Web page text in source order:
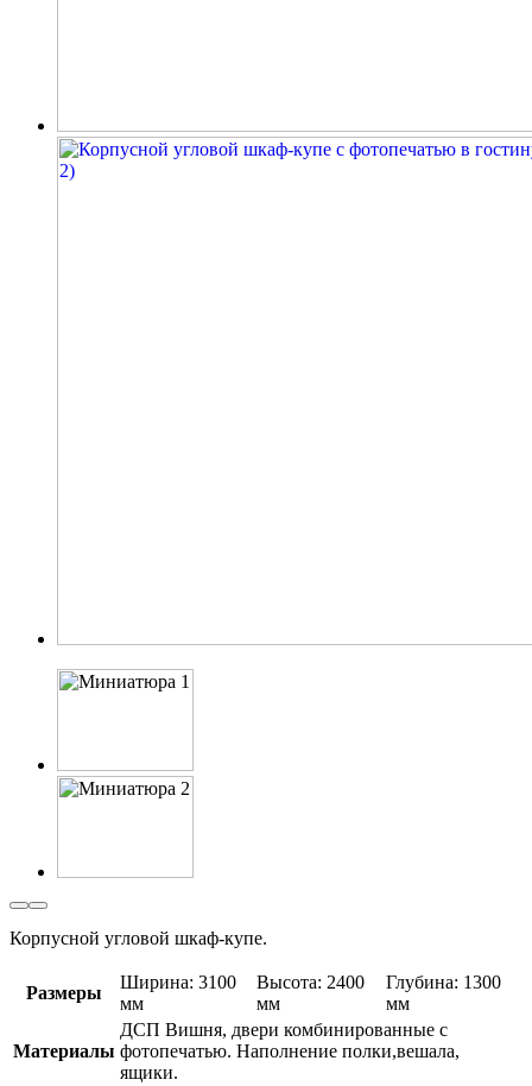
Корпусной угловой шкаф-купе.
Размеры
Ширина: 3100
мм
Высота: 2400
мм
Глубина: 1300
мм
Материалы
ДСП Вишня, двери комбинированные с
фотопечатью. Наполнение полки,вешала,
ящики.